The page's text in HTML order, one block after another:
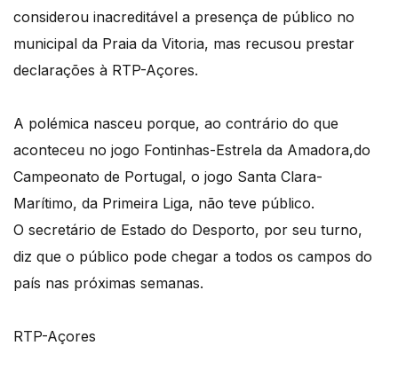
considerou inacreditável a presença de público no
municipal da Praia da Vitoria, mas recusou prestar
declarações à RTP-Açores.
A polémica nasceu porque, ao contrário do que
aconteceu no jogo Fontinhas-Estrela da Amadora,do
Campeonato de Portugal, o jogo Santa Clara-
Marítimo, da Primeira Liga, não teve público.
O secretário de Estado do Desporto, por seu turno,
diz que o público pode chegar a todos os campos do
país nas próximas semanas.
RTP-Açores